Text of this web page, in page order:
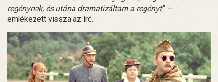
regénynek, és utána dramatizáltam a regényt.” –
emlékezett vissza az író.